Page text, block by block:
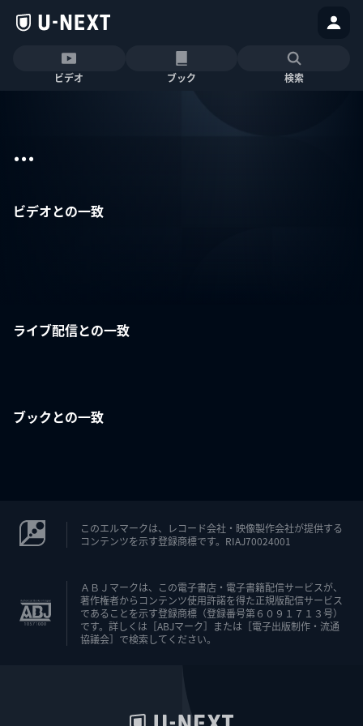
ビデオ ブック 検索
...
ビデオとの一致
ライブ配信との一致
ブックとの一致
このエルマークは、レコード会社・映像製作会社が提供する
コンテンツを示す登録商標です。RIAJ70024001
ＡＢＪマークは、この電子書店・電子書籍配信サービスが、
著作権者からコンテンツ使用許諾を得た正規版配信サービス
であることを示す登録商標（登録番号第６０９１７１３号）
です。詳しくは［ABJマーク］または［電子出版制作・流通
協議会］で検索してください。